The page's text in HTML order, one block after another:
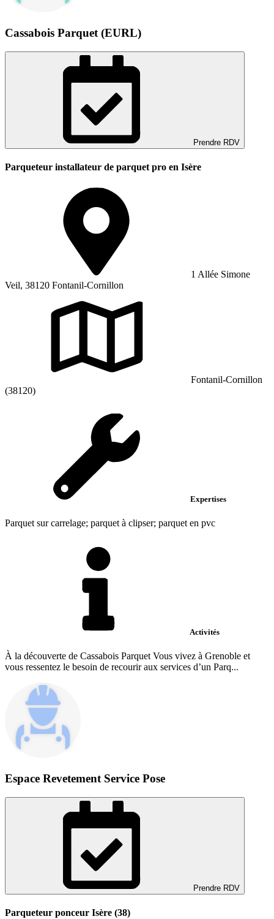
Cassabois Parquet (EURL)
Prendre RDV
Parqueteur installateur de parquet pro en Isère
1 Allée Simone
Veil, 38120 Fontanil-Cornillon
Fontanil-Cornillon
(38120)
Expertises
Parquet sur carrelage; parquet à clipser; parquet en pvc
Activités
À la découverte de Cassabois Parquet Vous vivez à Grenoble et
vous ressentez le besoin de recourir aux services d’un Parq...
Espace Revetement Service Pose
Prendre RDV
Parqueteur ponceur Isère (38)